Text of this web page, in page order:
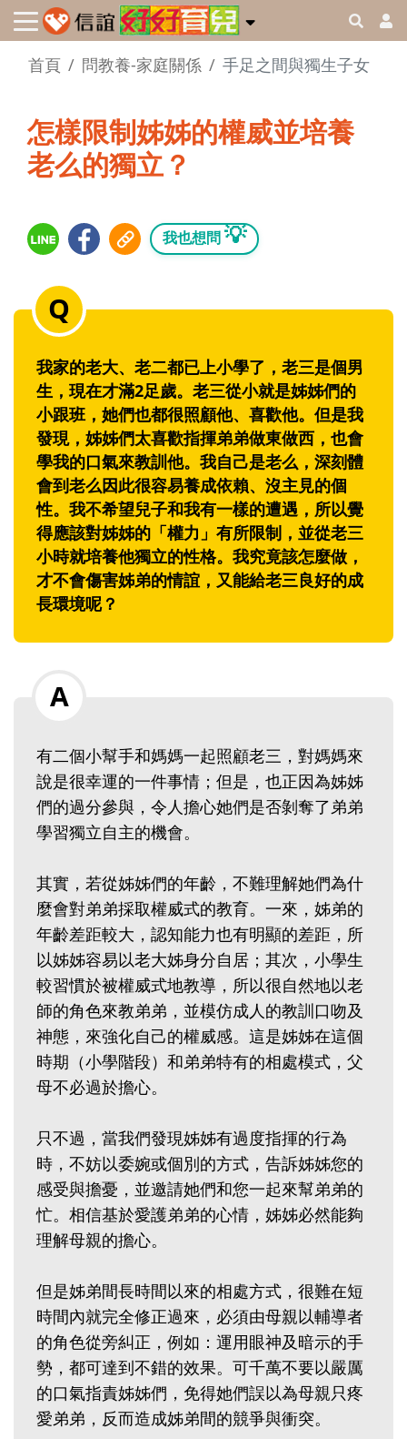
首頁 問教養-家庭關係 手足之間與獨生子女
怎樣限制姊姊的權威並培養
老么的獨立？
我也想問 💡
我家的老大、老二都已上小學了，老三是個男
生，現在才滿2足歲。老三從小就是姊姊們的
小跟班，她們也都很照顧他、喜歡他。但是我
發現，姊姊們太喜歡指揮弟弟做東做西，也會
學我的口氣來教訓他。我自己是老么，深刻體
會到老么因此很容易養成依賴、沒主見的個
性。我不希望兒子和我有一樣的遭遇，所以覺
得應該對姊姊的「權力」有所限制，並從老三
小時就培養他獨立的性格。我究竟該怎麼做，
才不會傷害姊弟的情誼，又能給老三良好的成
長環境呢？
有二個小幫手和媽媽一起照顧老三，對媽媽來
說是很幸運的一件事情；但是，也正因為姊姊
們的過分參與，令人擔心她們是否剝奪了弟弟
學習獨立自主的機會。
其實，若從姊姊們的年齡，不難理解她們為什
麼會對弟弟採取權威式的教育。一來，姊弟的
年齡差距較大，認知能力也有明顯的差距，所
以姊姊容易以老大姊身分自居；其次，小學生
較習慣於被權威式地教導，所以很自然地以老
師的角色來教弟弟，並模仿成人的教訓口吻及
神態，來強化自己的權威感。這是姊姊在這個
時期（小學階段）和弟弟特有的相處模式，父
母不必過於擔心。
只不過，當我們發現姊姊有過度指揮的行為
時，不妨以委婉或個別的方式，告訴姊姊您的
感受與擔憂，並邀請她們和您一起來幫弟弟的
忙。相信基於愛護弟弟的心情，姊姊必然能夠
理解母親的擔心。
但是姊弟間長時間以來的相處方式，很難在短
時間內就完全修正過來，必須由母親以輔導者
的角色從旁糾正，例如：運用眼神及暗示的手
勢，都可達到不錯的效果。可千萬不要以嚴厲
的口氣指責姊姊們，免得她們誤以為母親只疼
愛弟弟，反而造成姊弟間的競爭與衝突。